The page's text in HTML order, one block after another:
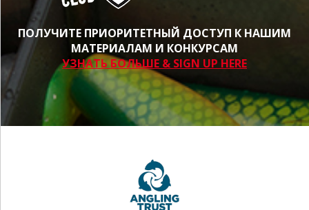
ПОЛУЧИТЕ ПРИОРИТЕТНЫЙ ДОСТУП К НАШИМ
МАТЕРИАЛАМ И КОНКУРСАМ
УЗНАТЬ БОЛЬШЕ & SIGN UP HERE